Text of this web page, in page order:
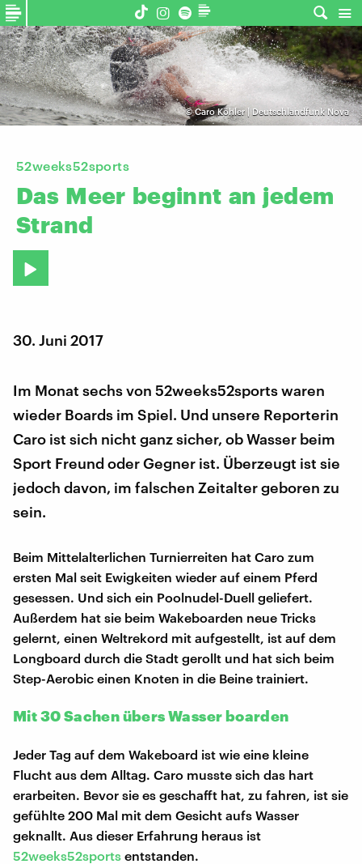
©Caro Köhler | Deutschlandfunk Nova
52weeks52sports
Das Meer beginnt an jedem
Strand
30. Juni 2017
Im Monat sechs von 52weeks52sports waren
wieder Boards im Spiel. Und unsere Reporterin
Caro ist sich nicht ganz sicher, ob Wasser beim
Sport Freund oder Gegner ist. Überzeugt ist sie
jedoch davon, im falschen Zeitalter geboren zu
sein.
Beim Mittelalterlichen Turnierreiten hat Caro zum
ersten Mal seit Ewigkeiten wieder auf einem Pferd
gesessen. Und sich ein Poolnudel-Duell geliefert.
Außerdem hat sie beim Wakeboarden neue Tricks
gelernt, einen Weltrekord mit aufgestellt, ist auf dem
Longboard durch die Stadt gerollt und hat sich beim
Step-Aerobic einen Knoten in die Beine trainiert.
Mit 30 Sachen übers Wasser boarden
Jeder Tag auf dem Wakeboard ist wie eine kleine
Flucht aus dem Alltag. Caro musste sich das hart
erarbeiten. Bevor sie es geschafft hat, zu fahren, ist sie
gefühlte 200 Mal mit dem Gesicht aufs Wasser
geknallt. Aus dieser Erfahrung heraus ist
52weeks52sports entstanden.